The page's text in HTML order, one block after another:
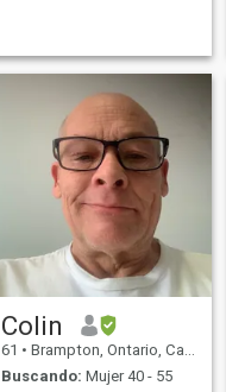
Colin
61 • Brampton, Ontario, Canadá
Buscando: Mujer 40 - 55